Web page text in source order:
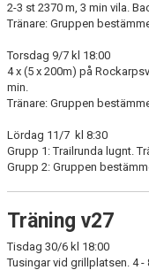
2-3 st 2370 m, 3 min vila.
Tränare: Gruppen
Torsdag 9/7 kl 18:00
4 x (5 x 200m) på
min.
Tränare: Gruppen
Lördag 11/7 kl 8:30
Grupp 1: Trailrunda lugnt.
Grupp 2: Gruppen
Träning v27
Tisdag 30/6 kl 18:00
Tusingar vid grillplatsen. 4